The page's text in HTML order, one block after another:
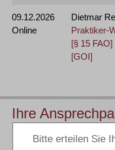
09.12.2026
Online
Dietmar
Praktiker-
[§ 15 FAO]
[GOI]
Ihre
Für Informationen zu